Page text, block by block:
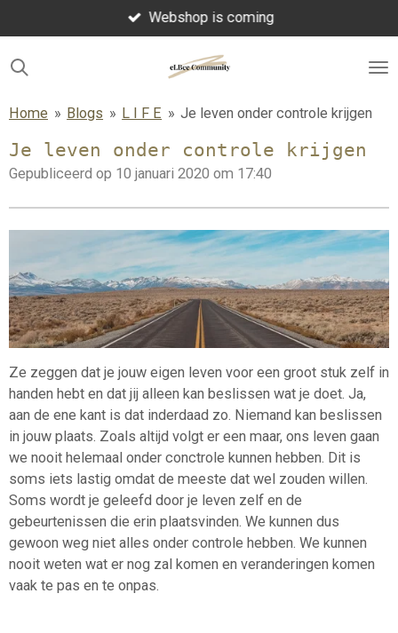
direct
naar
hoofdinhoud
Webshop is coming
Home » Blogs » L I F E » Je leven onder controle krijgen
Je leven onder controle krijgen
Gepubliceerd op 10 januari 2020 om 17:40
Ze zeggen dat je jouw eigen leven voor een groot stuk zelf in
handen hebt en dat jij alleen kan beslissen wat je doet. Ja,
aan de ene kant is dat inderdaad zo. Niemand kan beslissen
in jouw plaats. Zoals altijd volgt er een maar, ons leven gaan
we nooit helemaal onder conctrole kunnen hebben. Dit is
soms iets lastig omdat de meeste dat wel zouden willen.
Soms wordt je geleefd door je leven zelf en de
gebeurtenissen die erin plaatsvinden. We kunnen dus
gewoon weg niet alles onder controle hebben. We kunnen
nooit weten wat er nog zal komen en veranderingen komen
vaak te pas en te onpas.